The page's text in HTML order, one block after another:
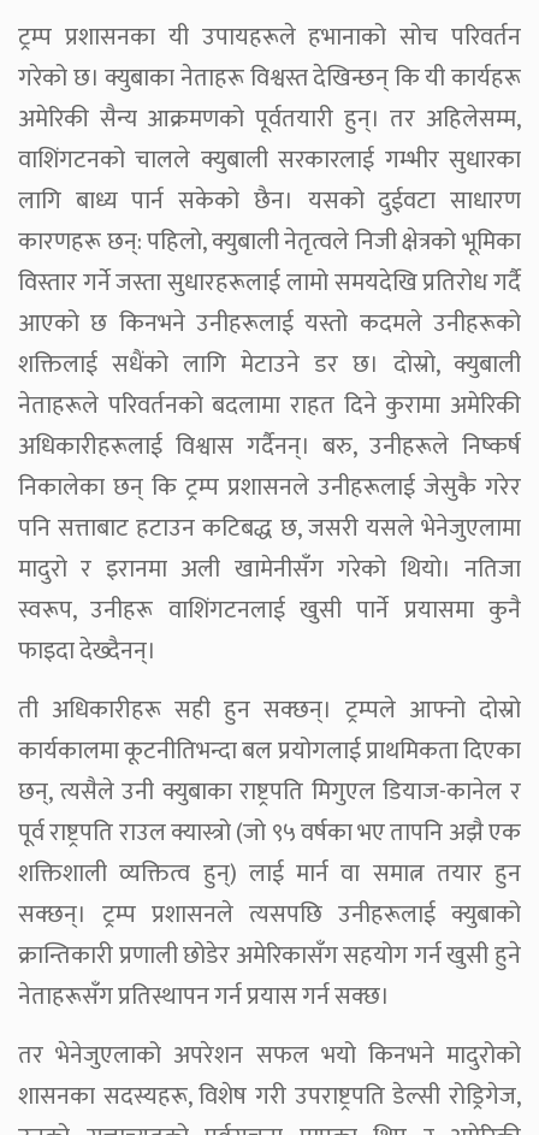
ट्रम्प प्रशासनका यी उपायहरूले हभानाको सोच परिवर्तन
गरेको छ। क्युबाका नेताहरू विश्वस्त देखिन्छन् कि यी कार्यहरू
अमेरिकी सैन्य आक्रमणको पूर्वतयारी हुन्। तर अहिलेसम्म,
वाशिंगटनको चालले क्युबाली सरकारलाई गम्भीर सुधारका
लागि बाध्य पार्न सकेको छैन। यसको दुईवटा साधारण
कारणहरू छन्: पहिलो, क्युबाली नेतृत्वले निजी क्षेत्रको भूमिका
विस्तार गर्ने जस्ता सुधारहरूलाई लामो समयदेखि प्रतिरोध गर्दै
आएको छ किनभने उनीहरूलाई यस्तो कदमले उनीहरूको
शक्तिलाई सधैंको लागि मेटाउने डर छ। दोस्रो, क्युबाली
नेताहरूले परिवर्तनको बदलामा राहत दिने कुरामा अमेरिकी
अधिकारीहरूलाई विश्वास गर्दैनन्। बरु, उनीहरूले निष्कर्ष
निकालेका छन् कि ट्रम्प प्रशासनले उनीहरूलाई जेसुकै गरेर
पनि सत्ताबाट हटाउन कटिबद्ध छ, जसरी यसले भेनेजुएलामा
मादुरो र इरानमा अली खामेनीसँग गरेको थियो। नतिजा
स्वरूप, उनीहरू वाशिंगटनलाई खुसी पार्ने प्रयासमा कुनै
फाइदा देख्दैनन्।
ती अधिकारीहरू सही हुन सक्छन्। ट्रम्पले आफ्नो दोस्रो
कार्यकालमा कूटनीतिभन्दा बल प्रयोगलाई प्राथमिकता दिएका
छन्, त्यसैले उनी क्युबाका राष्ट्रपति मिगुएल डियाज-कानेल र
पूर्व राष्ट्रपति राउल क्यास्त्रो (जो ९५ वर्षका भए तापनि अझै एक
शक्तिशाली व्यक्तित्व हुन्) लाई मार्न वा समात्न तयार हुन
सक्छन्। ट्रम्प प्रशासनले त्यसपछि उनीहरूलाई क्युबाको
क्रान्तिकारी प्रणाली छोडेर अमेरिकासँग सहयोग गर्न खुसी हुने
नेताहरूसँग प्रतिस्थापन गर्न प्रयास गर्न सक्छ।
तर भेनेजुएलाको अपरेशन सफल भयो किनभने मादुरोको
शासनका सदस्यहरू, विशेष गरी उपराष्ट्रपति डेल्सी रोड्रिगेज,